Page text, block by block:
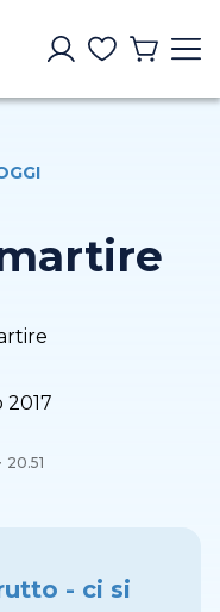
2017
20.51
- ci si